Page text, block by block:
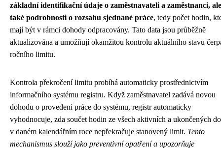
základní identifikační údaje o zaměstnavateli a zaměstnanci, ale
také podrobnosti o rozsahu sjednané práce, tedy počet hodin,
mají být v rámci dohody odpracovány. Tato data jsou průběžně
aktualizována a umožňují okamžitou kontrolu aktuálního stavu
ročního limitu.
Kontrola překročení limitu probíhá automaticky prostřednictvím
informačního systému registru. Když zaměstnavatel zadává novou
dohodu o provedení práce do systému, registr automaticky
vyhodnocuje, zda součet hodin ze všech aktivních a ukončených
v daném kalendářním roce nepřekračuje stanovený limit. Tento
mechanismus slouží jako preventivní opatření a upozorňuje